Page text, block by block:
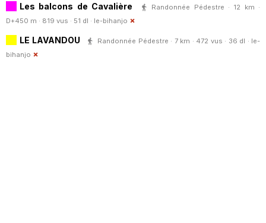
Les balcons de Cavalière
Randonnée Pédestre · 12 km ·
D+450 m · 819 vus · 51 dl · le-bihanjo
LE LAVANDOU Randonnée Pédestre · 7 km · 472 vus · 36 dl · le-
bihanjo